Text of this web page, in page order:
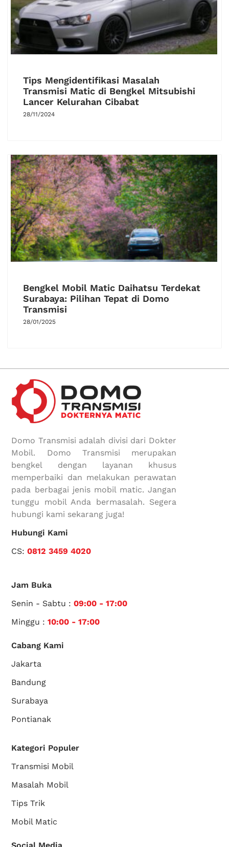
Tips Mengidentifikasi Masalah
Transmisi Matic di Bengkel Mitsubishi
Lancer Kelurahan Cibabat
28/11/2024
Bengkel Mobil Matic Daihatsu Terdekat
Surabaya: Pilihan Tepat di Domo
Transmisi
28/01/2025
Domo Transmisi adalah divisi dari Dokter
Mobil. Domo Transmisi merupakan
bengkel dengan layanan khusus
memperbaiki dan melakukan perawatan
pada berbagai jenis mobil matic. Jangan
tunggu mobil Anda bermasalah. Segera
hubungi kami sekarang juga!
Hubungi Kami
CS:0812 3459 4020
Jam Buka
Senin - Sabtu :09:00 - 17:00
Minggu :10:00 - 17:00
Cabang Kami
Jakarta
Bandung
Surabaya
Pontianak
Kategori Populer
Transmisi Mobil
Masalah Mobil
Tips Trik
Mobil Matic